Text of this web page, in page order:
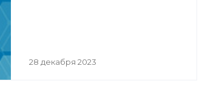
28 декабря 2023